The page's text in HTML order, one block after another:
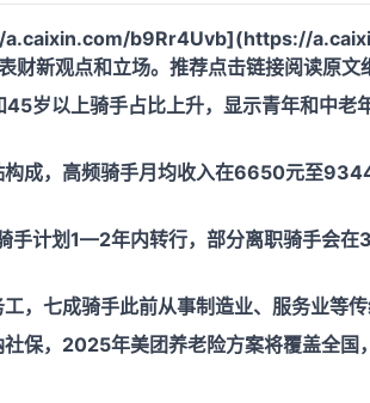
a.caixin.com/b9Rr4Uvb](https://
财新观点和立场。推荐点击链接阅读原文
岁以上骑手占比上升，显示青年和中老
成，高频骑手月均收入在6650元至
计划1—2年内转行，部分离职骑手会在
，七成骑手此前从事制造业、服务业等传
保，2025年美团养老险方案将覆盖全国